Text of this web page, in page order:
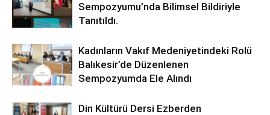
Sempozyumu’nda Bilimsel Bildiriyle
Tanıtıldı.
Kadınların Vakıf Medeniyetindeki Rolü
Balıkesir’de Düzenlenen
Sempozyumda Ele Alındı
Din Kültürü Dersi Ezberden